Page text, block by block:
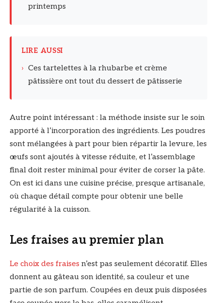
printemps
LIRE AUSSI
› Ces tartelettes à la rhubarbe et crème
pâtissière ont tout du dessert de pâtisserie
Autre point intéressant : la méthode insiste sur le soin
apporté à l’incorporation des ingrédients. Les poudres
sont mélangées à part pour bien répartir la levure, les
œufs sont ajoutés à vitesse réduite, et l’assemblage
final doit rester minimal pour éviter de corser la pâte.
On est ici dans une cuisine précise, presque artisanale,
où chaque détail compte pour obtenir une belle
régularité à la cuisson.
Les fraises au premier plan
Le choix des fraises n’est pas seulement décoratif. Elles
donnent au gâteau son identité, sa couleur et une
partie de son parfum. Coupées en deux puis disposées